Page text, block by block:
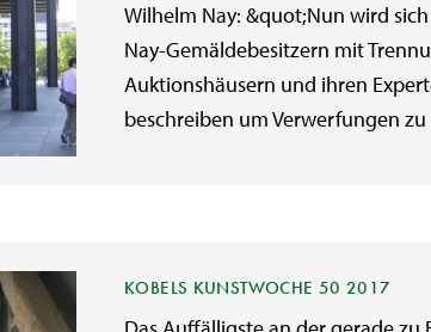
Wilhelm Nay: &quot;Nun wird
Nay-Gemäldebesitzern mit
Auktionshäusern und ihren
beschreiben um Verwerfungen zu
KOBELS KUNSTWOCHE 50 2017